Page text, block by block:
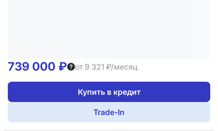
739 000 ₽ от 9 321 ₽/месяц
Купить в кредит
Trade-In